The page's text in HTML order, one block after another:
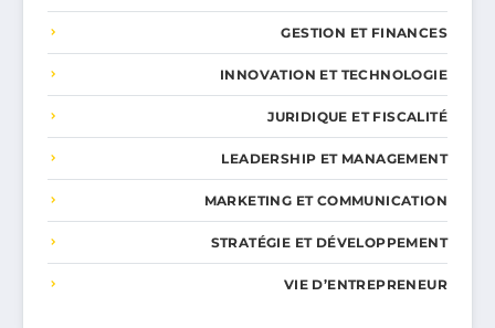
GESTION ET FINANCES
INNOVATION ET TECHNOLOGIE
JURIDIQUE ET FISCALITÉ
LEADERSHIP ET MANAGEMENT
MARKETING ET COMMUNICATION
STRATÉGIE ET DÉVELOPPEMENT
VIE D’ENTREPRENEUR